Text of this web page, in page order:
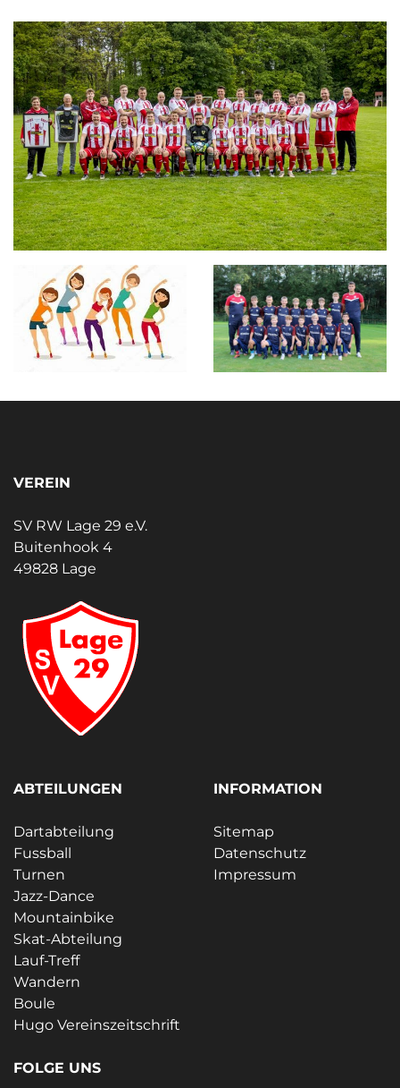
VEREIN
SV RW Lage 29 e.V.
Buitenhook 4
49828 Lage
ABTEILUNGEN
Dartabteilung
Fussball
Turnen
Jazz-Dance
Mountainbike
Skat-Abteilung
Lauf-Treff
Wandern
Boule
Hugo Vereinszeitschrift
INFORMATION
Sitemap
Datenschutz
Impressum
FOLGE UNS